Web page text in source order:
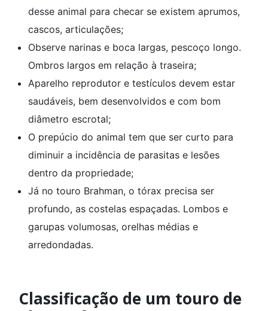
desse animal para checar se existem aprumos,
cascos, articulações;
Observe narinas e boca largas, pescoço longo.
Ombros largos em relação à traseira;
Aparelho reprodutor e testículos devem estar
saudáveis, bem desenvolvidos e com bom
diâmetro escrotal;
O prepúcio do animal tem que ser curto para
diminuir a incidência de parasitas e lesões
dentro da propriedade;
Já no touro Brahman, o tórax precisa ser
profundo, as costelas espaçadas. Lombos e
garupas volumosas, orelhas médias e
arredondadas.
Classificação de um touro de